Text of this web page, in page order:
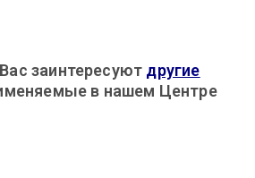
заинтересуют другие
в нашем Центре